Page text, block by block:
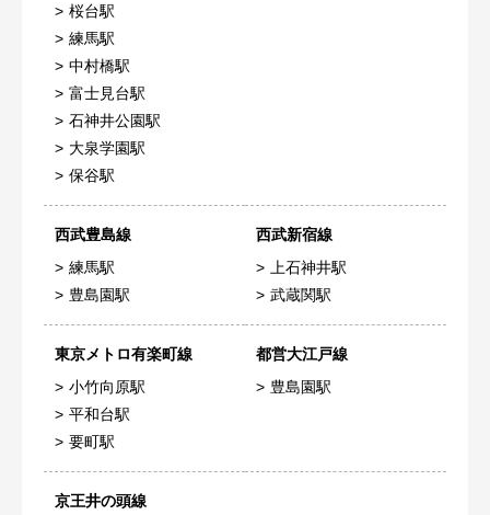
桜台駅
練馬駅
中村橋駅
富士見台駅
石神井公園駅
大泉学園駅
保谷駅
西武豊島線
練馬駅
豊島園駅
西武新宿線
上石神井駅
武蔵関駅
東京メトロ有楽町線
小竹向原駅
平和台駅
要町駅
都営大江戸線
豊島園駅
京王井の頭線